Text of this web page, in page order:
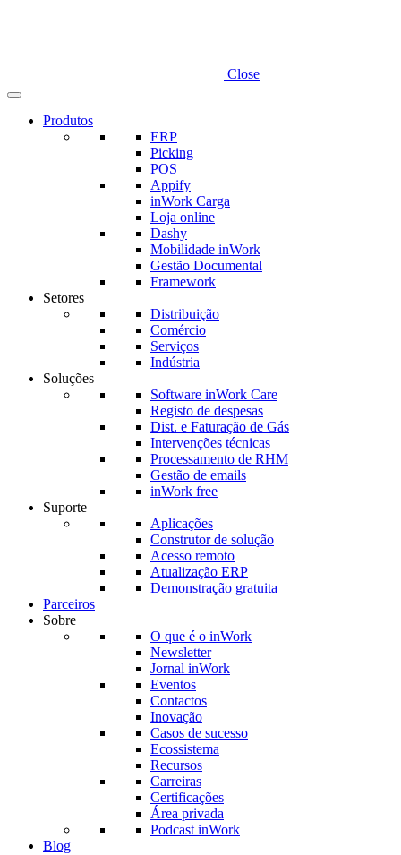
Close
Produtos
ERP
Picking
POS
Appify
inWork Carga
Loja online
Dashy
Mobilidade inWork
Gestão Documental
Framework
Setores
Distribuição
Comércio
Serviços
Indústria
Soluções
Software inWork Care
Registo de despesas
Dist. e Faturação de Gás
Intervenções técnicas
Processamento de RHM
Gestão de emails
inWork free
Suporte
Aplicações
Construtor de solução
Acesso remoto
Atualização ERP
Demonstração gratuita
Parceiros
Sobre
O que é o inWork
Newsletter
Jornal inWork
Eventos
Contactos
Inovação
Casos de sucesso
Ecossistema
Recursos
Carreiras
Certificações
Área privada
Podcast inWork
Blog